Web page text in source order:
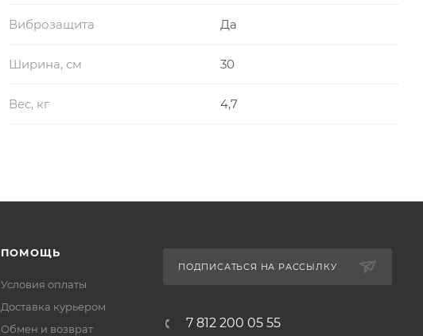
Виброзащита Да
Ширина, см 30
Вес, кг 4,7
ПОМОЩЬ
Условия оплаты
Доставка курьером
Обмен и возврат
ПОДПИСАТЬСЯ НА РАССЫЛКУ
7 812 200 05 55